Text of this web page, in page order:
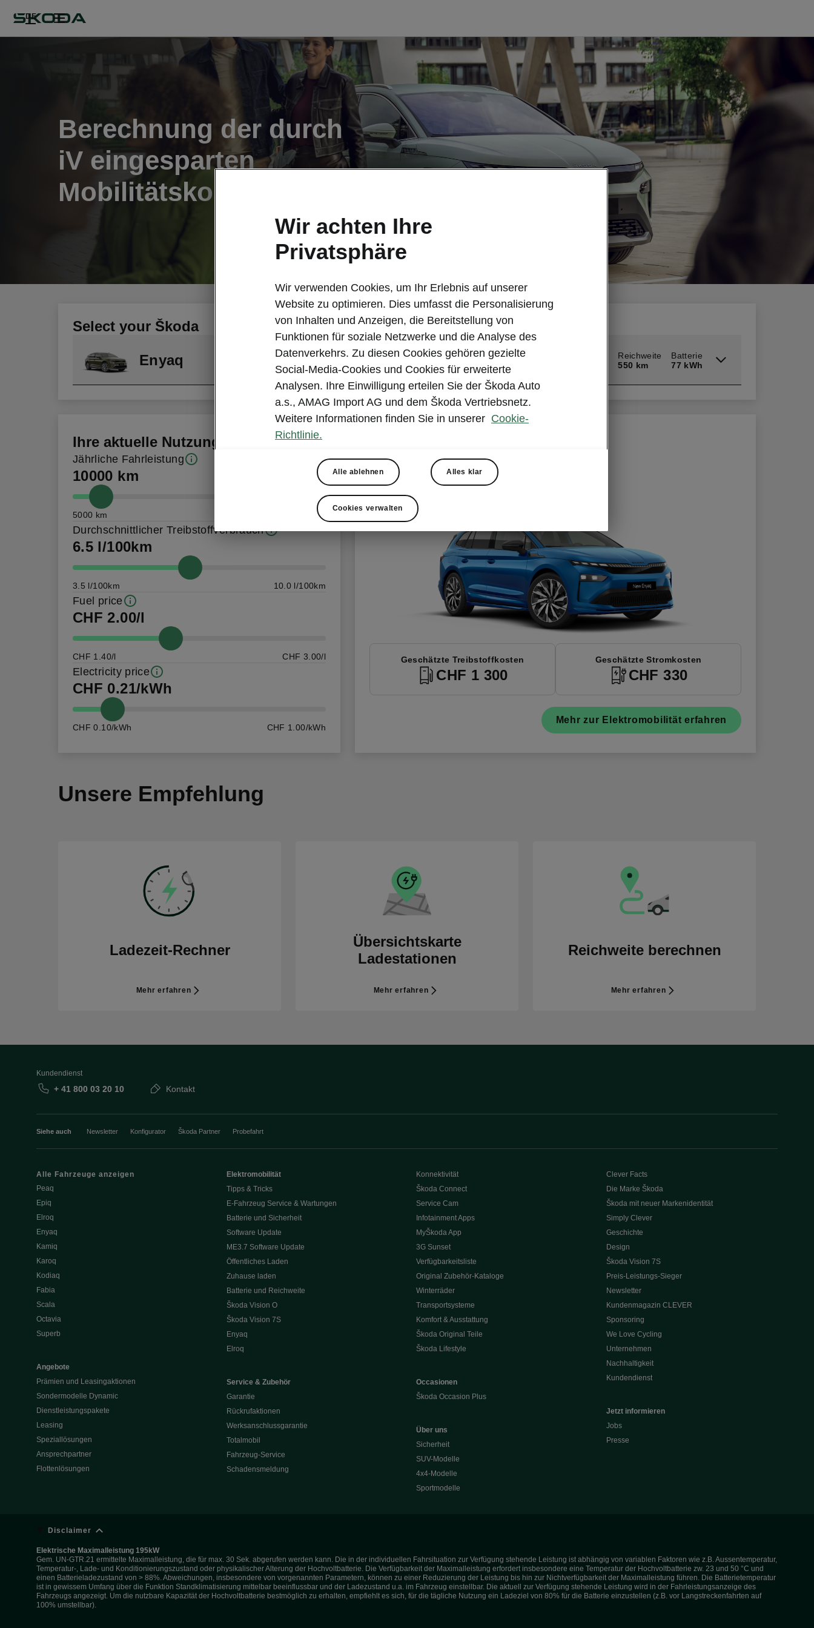
DE
Berechnung der durch
iV eingesparten
Mobilitätskosten
Select your Škoda
Enyaq Enyaq Sportline
Sportline
Reichweite
550 km
Batterie
77 kWh
Ihre aktuelle Nutzung
Jährliche Fahrleistung
10000 km
5000 km 75000 km
Durchschnittlicher Treibstoffverbrauch
6.5 l/100km
3.5 l/100km 10.0 l/100km
Fuel price
CHF 2.00/l
CHF 1.40/l CHF 3.00/l
Electricity price
CHF 0.21/kWh
CHF 0.10/kWh CHF 1.00/kWh
CHF 970
Geschätzte Treibstoffkosten
CHF 1 300
Geschätzte Stromkosten
CHF 330
Mehr zur Elektromobilität erfahren
Unsere Empfehlung
Ladezeit-Rechner
Mehr erfahren
Übersichtskarte
Ladestationen
Mehr erfahren
Reichweite berechnen
Mehr erfahren
Kundendienst
+ 41 800 03 20 10 Kontakt
Siehe auch Newsletter Konfigurator Škoda Partner Probefahrt
Alle Fahrzeuge anzeigen
Peaq
Epiq
Elroq
Enyaq
Kamiq
Karoq
Kodiaq
Fabia
Scala
Octavia
Superb
Angebote
Prämien und Leasingaktionen
Sondermodelle Dynamic
Dienstleistungspakete
Leasing
Speziallösungen
Ansprechpartner
Flottenlösungen
Elektromobilität
Tipps & Tricks
E-Fahrzeug Service & Wartungen
Batterie und Sicherheit
Software Update
ME3.7 Software Update
Öffentliches Laden
Zuhause laden
Batterie und Reichweite
Škoda Vision O
Škoda Vision 7S
Enyaq
Elroq
Service & Zubehör
Garantie
Rückrufaktionen
Werksanschlussgarantie
Totalmobil
Fahrzeug-Service
Schadensmeldung
Konnektivität
Škoda Connect
Service Cam
Infotainment Apps
MyŠkoda App
3G Sunset
Verfügbarkeitsliste
Original Zubehör-Kataloge
Winterräder
Transportsysteme
Komfort & Ausstattung
Škoda Original Teile
Škoda Lifestyle
Occasionen
Škoda Occasion Plus
Über uns
Sicherheit
SUV-Modelle
4x4-Modelle
Sportmodelle
Clever Facts
Die Marke Škoda
Škoda mit neuer Markenidentität
Simply Clever
Geschichte
Design
Škoda Vision 7S
Preis-Leistungs-Sieger
Newsletter
Kundenmagazin CLEVER
Sponsoring
We Love Cycling
Unternehmen
Nachhaltigkeit
Kundendienst
Jetzt informieren
Jobs
Presse
Disclaimer
Elektrische Maximalleistung 195kW
Gem. UN-GTR.21 ermittelte Maximalleistung, die für max. 30 Sek. abgerufen werden kann. Die in der individuellen Fahrsituation zur Verfügung stehende Leistung ist abhängig von variablen Faktoren wie z.B. Aussentemperatur,
Temperatur-, Lade- und Konditionierungszustand oder physikalischer Alterung der Hochvoltbatterie. Die Verfügbarkeit der Maximalleistung erfordert insbesondere eine Temperatur der Hochvoltbatterie zw. 23 und 50 °C und
einen Batterieladezustand von > 88%. Abweichungen, insbesondere von vorgenannten Parametern, können zu einer Reduzierung der Leistung bis hin zur Nichtverfügbarkeit der Maximalleistung führen. Die Batterietemperatur
ist in gewissem Umfang über die Funktion Standklimatisierung mittelbar beeinflussbar und der Ladezustand u.a. im Fahrzeug einstellbar. Die aktuell zur Verfügung stehende Leistung wird in der Fahrleistungsanzeige des
Fahrzeugs angezeigt. Um die nutzbare Kapazität der Hochvoltbatterie bestmöglich zu erhalten, empfiehlt es sich, für die tägliche Nutzung ein Ladeziel von 80% für die Batterie einzustellen (z.B. vor Langstreckenfahrten auf
100% umstellbar).
Wir achten Ihre
Privatsphäre
Wir verwenden Cookies, um Ihr Erlebnis auf unserer
Website zu optimieren. Dies umfasst die Personalisierung
von Inhalten und Anzeigen, die Bereitstellung von
Funktionen für soziale Netzwerke und die Analyse des
Datenverkehrs. Zu diesen Cookies gehören gezielte
Social-Media-Cookies und Cookies für erweiterte
Analysen. Ihre Einwilligung erteilen Sie der Škoda Auto
a.s., AMAG Import AG und dem Škoda Vertriebsnetz.
Weitere Informationen finden Sie in unserer Cookie-
Richtlinie.
Alle ablehnen Alles klar
Cookies verwalten